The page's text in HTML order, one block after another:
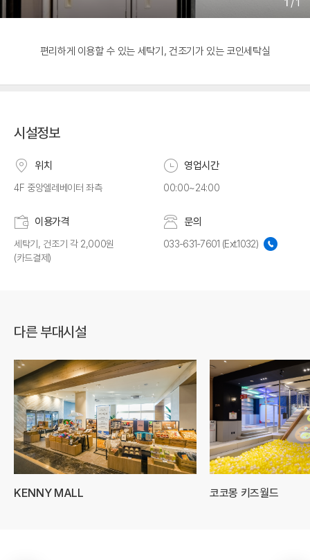
1 /1
편리하게 이용할 수 있는 세탁기, 건조기가 있는 코인세탁실
시설정보
위치
4F 중앙엘레베이터 좌측
영업시간
00:00~24:00
이용가격
세탁기, 건조기 각 2,000원
(카드결제)
문의
033-631-7601 (Ext.1032)
다른 부대시설
KENNY MALL 코코몽 키즈월드